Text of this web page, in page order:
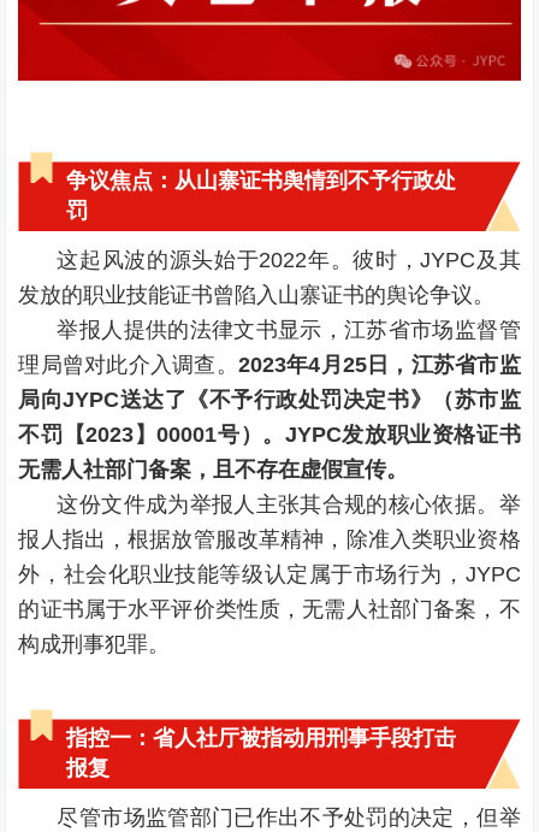
争议焦点：从山寨证书舆情到不予行政处
罚
这起风波的源头始于2022年。彼时，JYPC及其
发放的职业技能证书曾陷入山寨证书的舆论争议。
举报人提供的法律文书显示，江苏省市场监督管
理局曾对此介入调查。 2023年4月25日，江苏省市监
局向JYPC送达了《不予行政处罚决定书》（苏市监
不罚【2023】00001号）。JYPC发放职业资格证书
无需人社部门备案，且不存在虚假宣传。
这份文件成为举报人主张其合规的核心依据。举
报人指出，根据放管服改革精神，除准入类职业资格
外，社会化职业技能等级认定属于市场行为，JYPC
的证书属于水平评价类性质，无需人社部门备案，不
构成刑事犯罪。
指控一：省人社厅被指动用刑事手段打击
报复
尽管市场监管部门已作出不予处罚的决定，但举